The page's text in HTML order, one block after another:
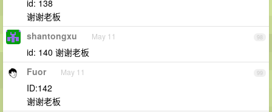
id: 138
谢谢老板
98
shantongxu May 11
id: 140 谢谢老板
99
Fuor May 11
ID:142
谢谢老板